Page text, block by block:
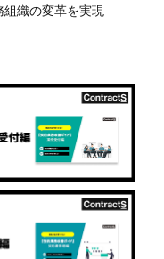
組織の変革を実現